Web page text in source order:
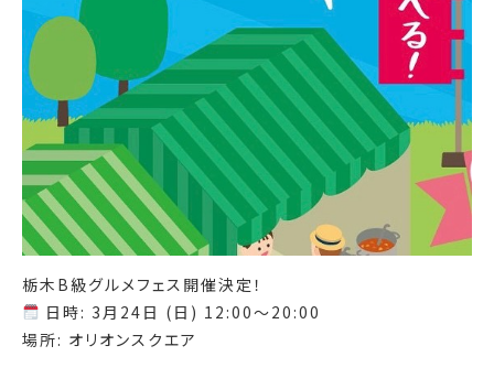
栃木B級グルメフェス開催決定！
日時: 3月24日 (日) 12:00〜20:00
場所: オリオンスクエア